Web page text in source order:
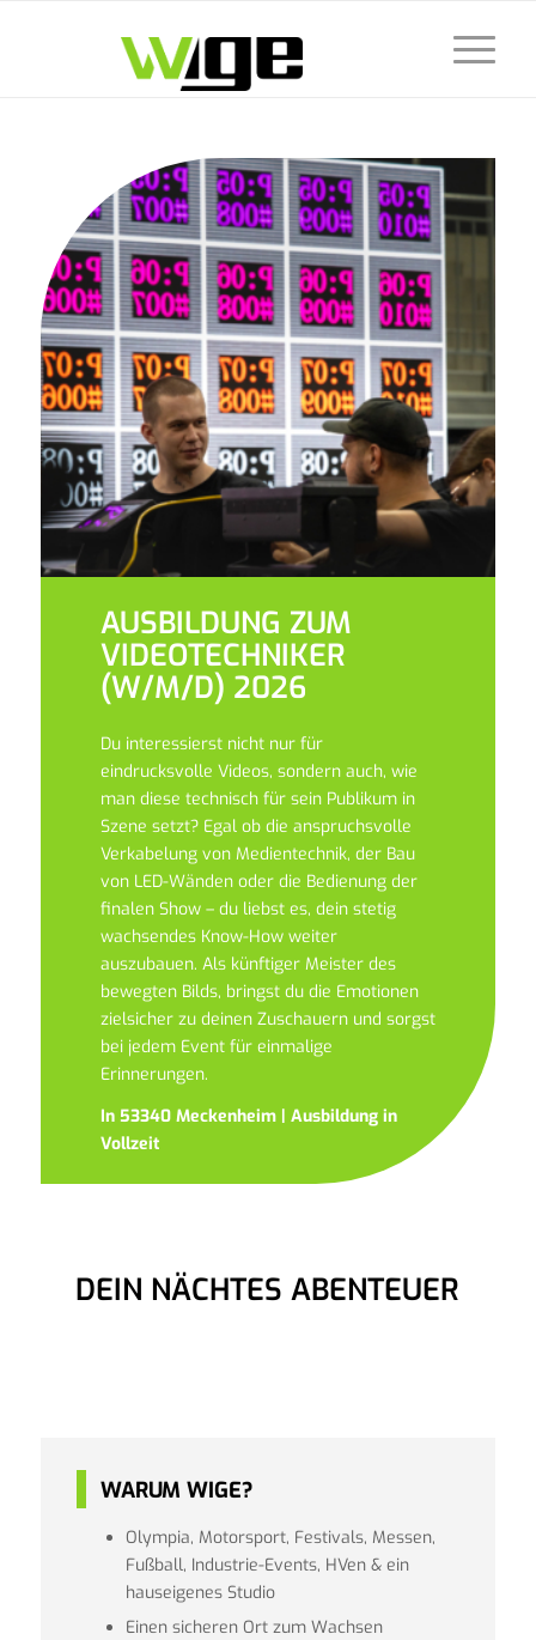
AUSBILDUNG ZUM
VIDEOTECHNIKER
(W/M/D) 2026
Du interessierst nicht nur für
eindrucksvolle Videos, sondern auch, wie
man diese technisch für sein Publikum in
Szene setzt? Egal ob die anspruchsvolle
Verkabelung von Medientechnik, der Bau
von LED-Wänden oder die Bedienung der
finalen Show – du liebst es, dein stetig
wachsendes Know-How weiter
auszubauen. Als künftiger Meister des
bewegten Bilds, bringst du die Emotionen
zielsicher zu deinen Zuschauern und sorgst
bei jedem Event für einmalige
Erinnerungen.
In 53340 Meckenheim | Ausbildung in
Vollzeit
DEIN NÄCHTES ABENTEUER
WARUM WIGE?
Olympia, Motorsport, Festivals, Messen,
Fußball, Industrie-Events, HVen & ein
hauseigenes Studio
Einen sicheren Ort zum Wachsen